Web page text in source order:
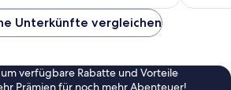
Unterkünfte vergleichen
verfügbare Rabatte und Vorteile
Prämien für noch mehr Abenteuer!